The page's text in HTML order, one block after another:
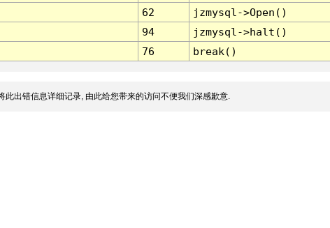
62
jzmysql->Open()
94
jzmysql->halt()
76 break()
此出错信息详细记录, 由此给您带来的访问不便我们深感歉意.